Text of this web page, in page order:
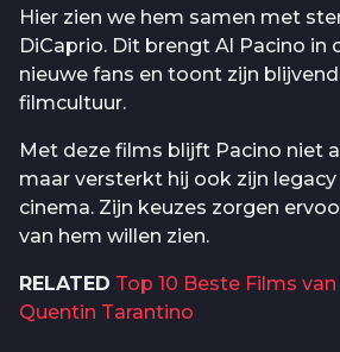
Hier zien we hem samen met
DiCaprio. Dit brengt Al Pacino in
nieuwe fans en toont zijn
filmcultuur.
Met deze films blijft Pacino niet
maar versterkt hij ook zijn
cinema. Zijn keuzes zorgen
van hem willen zien.
RELATED Top 10 Beste Films
Quentin Tarantino